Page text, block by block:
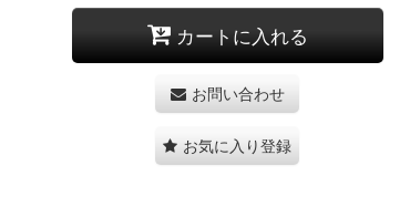
カートに入れる
お問い合わせ
お気に入り登録